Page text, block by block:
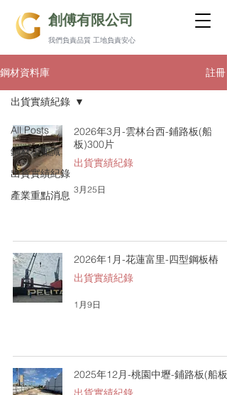
創傅有限公司
我們負責品質 工地負責安心
鋼材資料庫 註冊
All Posts
鋼材小知識
出貨實績紀錄
產業重點消息
出貨實績紀錄
2026年3月-雲林台西-鋪路板(船
板)300片
出貨實績紀錄
3月25日
2026年1月-花蓮富里-四型鋼板樁
出貨實績紀錄
1月9日
2025年12月-桃園中壢-鋪路板(船板)